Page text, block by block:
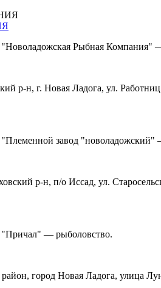
Рыбная Компания"
р-н, г. Новая Ладога, ул.
завод "новоладожский"
р-н, п/о Иссад, ул.
— рыболовство.
город Новая Ладога, улица